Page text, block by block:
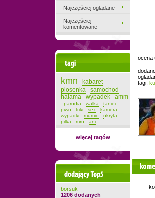
ocena
tagi:
Najczęściej oglądane
Najczęściej
komentowane
kmn
kabaret
piosenka
samochod
halama
wypadek amm
parodia walka
taniec
piwo
triki sex
kamera
wypadki
mumio
ukryta
pilka
mru ani
więcej tagów
Dodający top-5
borsuk
1206 dodanych